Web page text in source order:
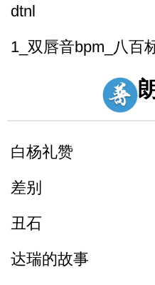
dtnl
1_双唇音bpm_八百
2_唇齿音f_粉红凤凰
3_舌尖中音dt_调到
3_舌尖中音nl_刘郎念
白杨礼赞
差别
丑石
达瑞的故事